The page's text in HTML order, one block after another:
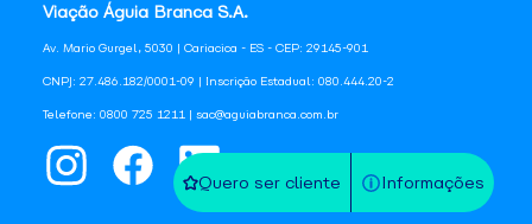
Quero ser cliente Informações
Viação Águia Branca S.A.
Av. Mario Gurgel, 5030 | Cariacica - ES - CEP: 29145-901
CNPJ: 27.486.182/0001-09 | Inscrição Estadual: 080.444.20-2
Telefone: 0800 725 1211 | sac@aguiabranca.com.br